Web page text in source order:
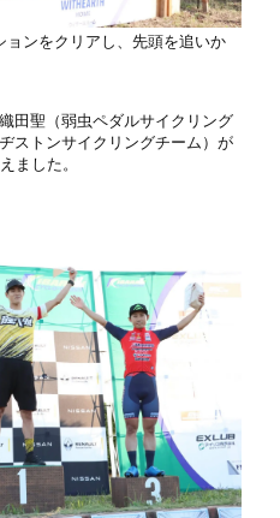
ンをクリアし、先頭を追いか
田聖（弱虫ペダルサイクリング
ストンサイクリングチーム）が
ました。